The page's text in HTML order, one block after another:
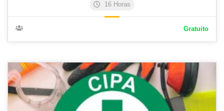
16 Horas
Gratuito